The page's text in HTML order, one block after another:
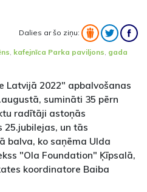
Dalies ar šo ziņu:
, kafejnīca Parka paviljons, gada
Latvijā 2022" apbalvošanas
sumināti 35 pērn
radītāji astoņās
25.jubilejas, un tās
balva, ko saņēma Ulda
"Ola Foundation" Ķīpsalā,
koordinatore Baiba